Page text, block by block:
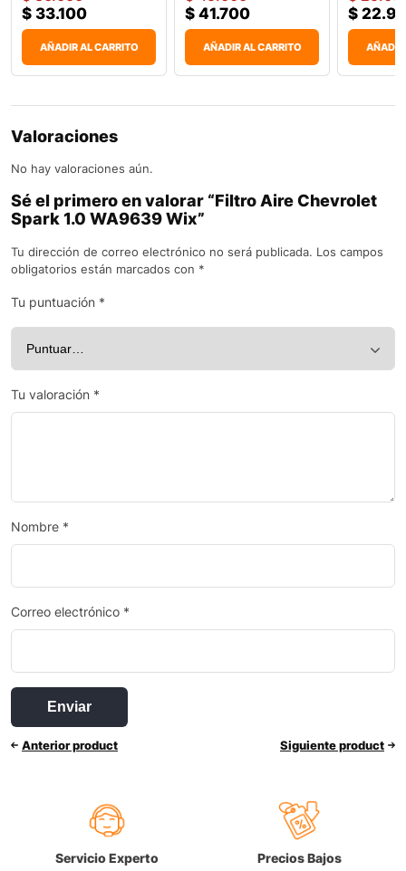
$ 33.100
AÑADIR AL CARRITO
$ 41.700
AÑADIR AL CARRITO
$
AÑADIR
Valoraciones
No hay valoraciones aún.
Sé el primero en valorar “Filtro Aire Chevrolet
Spark 1.0 WA9639 Wix”
Tu dirección de correo electrónico no será publicada. Los campos
obligatorios están marcados con *
Tu puntuación *
Tu valoración *
Nombre *
Correo electrónico *
Anterior product Siguiente product
Servicio Experto Precios Bajos